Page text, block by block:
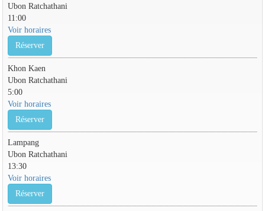
Ubon Ratchathani
11:00
Voir horaires
Réserver
Khon Kaen
Ubon Ratchathani
5:00
Voir horaires
Réserver
Lampang
Ubon Ratchathani
13:30
Voir horaires
Réserver